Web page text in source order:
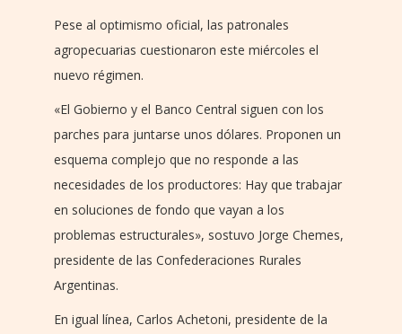
Pese al optimismo oficial, las patronales
agropecuarias cuestionaron este miércoles el
nuevo régimen.
«El Gobierno y el Banco Central siguen con los
parches para juntarse unos dólares. Proponen un
esquema complejo que no responde a las
necesidades de los productores: Hay que trabajar
en soluciones de fondo que vayan a los
problemas estructurales», sostuvo Jorge Chemes,
presidente de las Confederaciones Rurales
Argentinas.
En igual línea, Carlos Achetoni, presidente de la